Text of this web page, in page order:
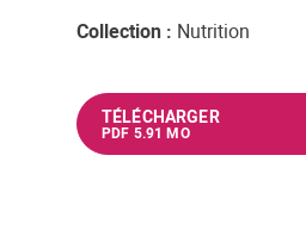
Collection : Nutrition
TÉLÉCHARGER
PDF 5.91 MO